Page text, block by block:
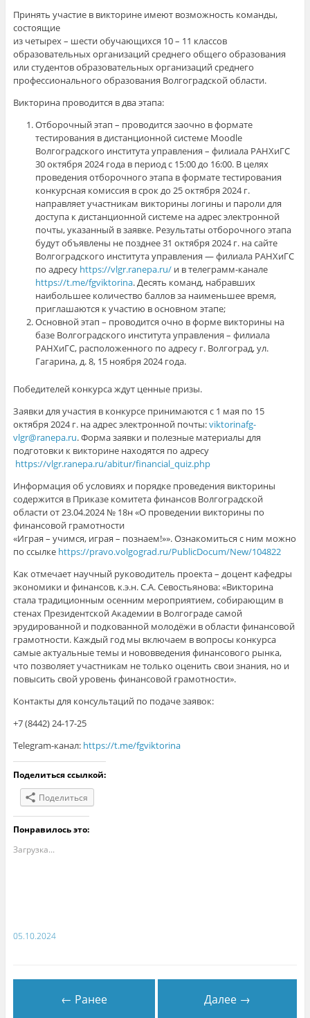
Принять участие в викторине имеют возможность команды,
состоящие
из четырех – шести обучающихся 10 – 11 классов
образовательных организаций среднего общего образования
или студентов образовательных организаций среднего
профессионального образования Волгоградской области.
Викторина проводится в два этапа:
Отборочный этап – проводится заочно в формате
тестирования в дистанционной системе Moodle
Волгоградского института управления – филиала РАНХиГС
30 октября 2024 года в период с 15:00 до 16:00. В целях
проведения отборочного этапа в формате тестирования
конкурсная комиссия в срок до 25 октября 2024 г.
направляет участникам викторины логины и пароли для
доступа к дистанционной системе на адрес электронной
почты, указанный в заявке. Результаты отборочного этапа
будут объявлены не позднее 31 октября 2024 г. на сайте
Волгоградского института управления — филиала РАНХиГС
по адресу https://vlgr.ranepa.ru/ и в телеграмм-канале
https://t.me/fgviktorina. Десять команд, набравших
наибольшее количество баллов за наименьшее время,
приглашаются к участию в основном этапе;
Основной этап – проводится очно в форме викторины на
базе Волгоградского института управления – филиала
РАНХиГС, расположенного по адресу г. Волгоград, ул.
Гагарина, д. 8, 15 ноября 2024 года.
Победителей конкурса ждут ценные призы.
Заявки для участия в конкурсе принимаются с 1 мая по 15
октября 2024 г. на адрес электронной почты:viktorinafg-
vlgr@ranepa.ru. Форма заявки и полезные материалы для
подготовки к викторине находятся по адресу
https://vlgr.ranepa.ru/abitur/financial_quiz.php
Информация об условиях и порядке проведения викторины
содержится в Приказе комитета финансов Волгоградской
области от 23.04.2024 № 18н «О проведении викторины по
финансовой грамотности
«Играя – учимся, играя – познаем!»». Ознакомиться с ним можно
по ссылке https://pravo.volgograd.ru/PublicDocum/New/104822
Как отмечает научный руководитель проекта – доцент кафедры
экономики и финансов, к.э.н. С.А. Севостьянова: «Викторина
стала традиционным осенним мероприятием, собирающим в
стенах Президентской Академии в Волгограде самой
эрудированной и подкованной молодёжи в области финансовой
грамотности. Каждый год мы включаем в вопросы конкурса
самые актуальные темы и нововведения финансового рынка,
что позволяет участникам не только оценить свои знания, но и
повысить свой уровень финансовой грамотности».
Контакты для консультаций по подаче заявок:
+7 (8442) 24-17-25
Telegram-канал: https://t.me/fgviktorina
Поделиться ссылкой:
Поделиться
Понравилось это:
Загрузка...
05.10.2024
← Ранее Далее →